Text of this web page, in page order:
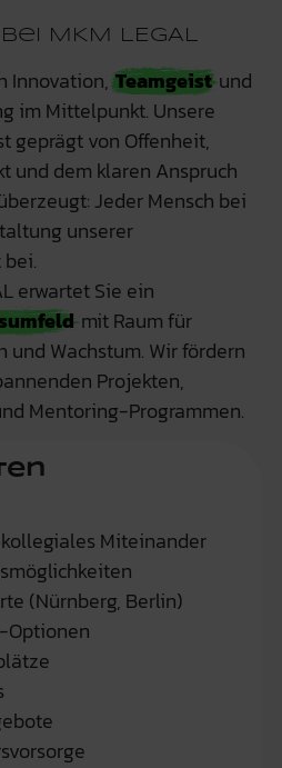
bei MKM LEGAL
Innovation,Teamgeistund
im Mittelpunkt. Unsere
geprägt von Offenheit,
und dem klaren Anspruch
Jeder Mensch bei
unserer
erwartet Sie ein
mit Raum für
Wachstum. Wir fördern
Projekten,
Mentoring-Programmen.
Miteinander
(Nürnberg, Berlin)
Optionen